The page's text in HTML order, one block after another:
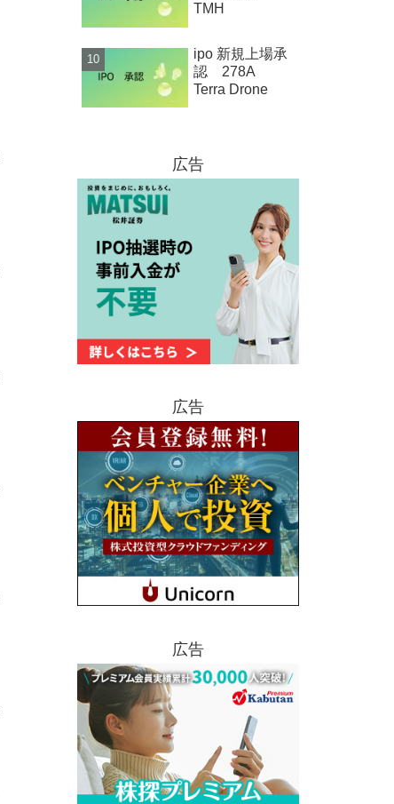
TMH
ipo 新規上場承
認 278A
Terra Drone
広告
広告
広告